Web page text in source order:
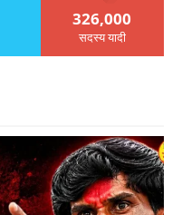
326,000
सदस्य यादी